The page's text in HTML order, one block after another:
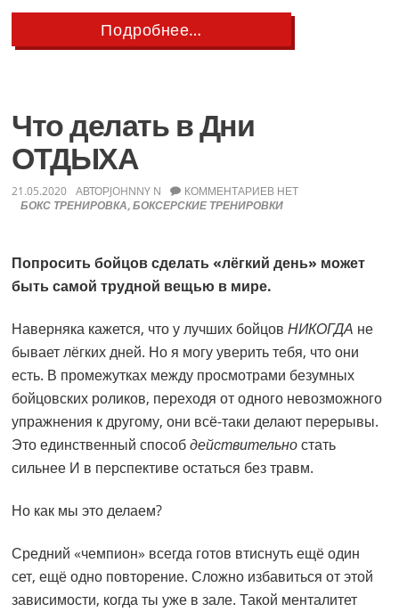
Подробнее…
Почему
это
УПРАЖНЕНИЕ
НОГ
#1
боксеров
Что делать в Дни
ОТДЫХА
21.05.2020 АВТОРJOHNNY N
БОКС ТРЕНИРОВКА,БОКСЕРСКИЕ ТРЕНИРОВКИ
КОММЕНТАРИЕВ НЕТ
Попросить бойцов сделать «лёгкий день» может
быть самой трудной вещью в мире.
Наверняка кажется, что у лучших бойцовНИКОГДА не
бывает лёгких дней. Но я могу уверить тебя, что они
есть. В промежутках между просмотрами безумных
бойцовских роликов, переходя от одного невозможного
упражнения к другому, они всё-таки делают перерывы.
Это единственный способдействительностать
сильнее И в перспективе остаться без травм.
Но как мы это делаем?
Средний «чемпион» всегда готов втиснуть ещё один
сет, ещё одно повторение. Сложно избавиться от этой
зависимости, когда ты уже в зале. Такой менталитет